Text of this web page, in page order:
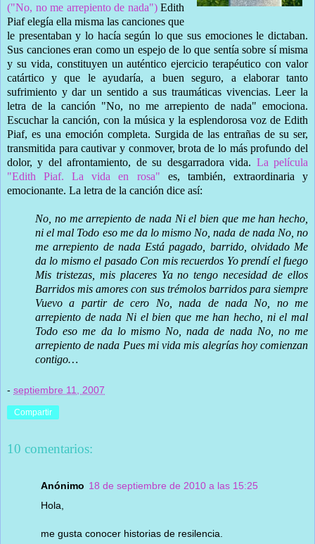
("No, no me arrepiento de nada")Edith
Piaf elegía ella misma las canciones que
le presentaban y lo hacía según lo que sus emociones le dictaban.
Sus canciones eran como un espejo de lo que sentía sobre sí misma
y su vida, constituyen un auténtico ejercicio terapéutico con valor
catártico y que le ayudaría, a buen seguro, a elaborar tanto
sufrimiento y dar un sentido a sus traumáticas vivencias. Leer la
letra de la canción "No, no me arrepiento de nada" emociona.
Escuchar la canción, con la música y la esplendorosa voz de Edith
Piaf, es una emoción completa. Surgida de las entrañas de su ser,
transmitida para cautivar y conmover, brota de lo más profundo del
dolor, y del afrontamiento, de su desgarradora vida. La película
"Edith Piaf. La vida en rosa" es, también, extraordinaria y
emocionante. La letra de la canción dice así:
No, no me arrepiento de nada Ni el bien que me han hecho,
ni el mal Todo eso me da lo mismo No, nada de nada No, no
me arrepiento de nada Está pagado, barrido, olvidado Me
da lo mismo el pasado Con mis recuerdos Yo prendí el fuego
Mis tristezas, mis placeres Ya no tengo necesidad de ellos
Barridos mis amores con sus trémolos barridos para siempre
Vuevo a partir de cero No, nada de nada No, no me
arrepiento de nada Ni el bien que me han hecho, ni el mal
Todo eso me da lo mismo No, nada de nada No, no me
arrepiento de nada Pues mi vida mis alegrías hoy comienzan
contigo…
- septiembre 11, 2007
Compartir
10 comentarios:
Anónimo 18 de septiembre de 2010 a las 15:25
Hola,
me gusta conocer historias de resilencia.